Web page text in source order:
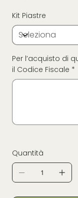
Kit Piastre
Per l’acquisto di
il Codice Fiscale *
a
Quantità